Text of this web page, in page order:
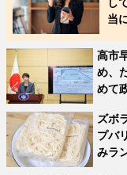
し
当
高市
め、
めて
ズボ
プバ
みラ